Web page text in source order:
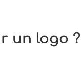
un logo ?